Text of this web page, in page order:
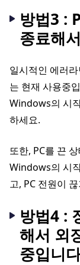
방법3 :
종료해
일시적인 에러
는 현재 사용중
Windows의 시
하세요.
또한, PC를 끈
Windows의 시
고, PC 전원이
방법4 :
해서 외
중입니